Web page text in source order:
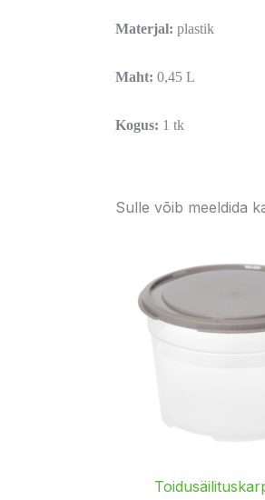
Materjal: plastik
Maht: 0,45 L
Kogus: 1 tk
Sulle võib meeldida